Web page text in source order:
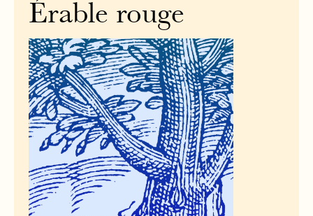
Érable rouge